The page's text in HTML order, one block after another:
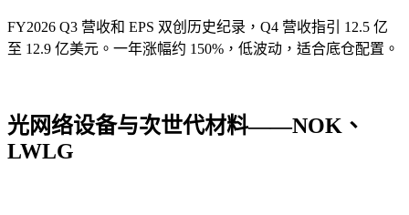
FY2026 Q3 营收和 EPS 双创历史纪录，Q4 营收指引 12.5 亿
至 12.9 亿美元。一年涨幅约 150%，低波动，适合底仓配置。
光网络设备与次世代材料——NOK、
LWLG